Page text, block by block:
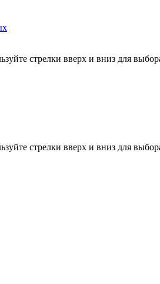
стрелки вверх и вниз для
стрелки вверх и вниз для